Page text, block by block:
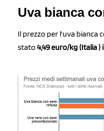
Uva bianca
Il prezzo per l'uva bianca
stato 4,49 euro/kg (Italia )